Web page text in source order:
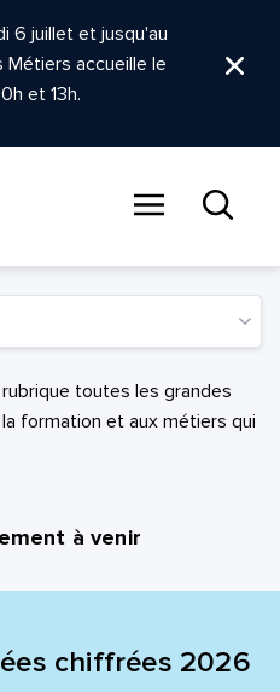
6 juillet et jusqu'au
Métiers accueille le
et 13h.
toutes les grandes
formation et aux métiers qui
à venir
chiffrées 2026